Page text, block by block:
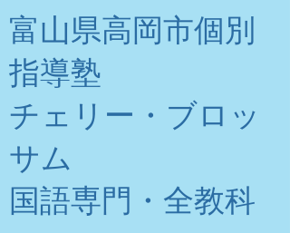
富山県高岡市個別
指導塾
チェリー・ブロッ
サム
​国語専門・全教科